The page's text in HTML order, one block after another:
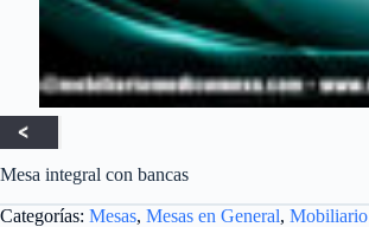
Mesa integral con bancas
Categorías: Mesas, Mesas en General, Mobiliario